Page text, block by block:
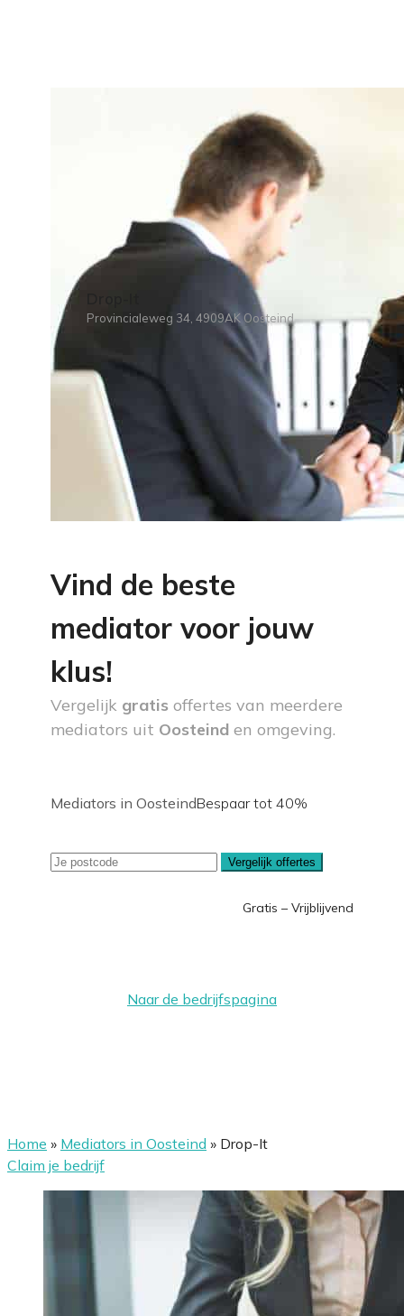
Provincialeweg 34, 4909AK Oosteind
Vind de beste
mediator voor jouw
klus!
Vergelijk gratis offertes van meerdere
mediators uit Oosteind en omgeving.
Mediators in OosteindBespaar tot 40%
Vergelijk offertes
Gratis – Vrijblijvend
Naar de bedrijfspagina
Home » Mediators in Oosteind » Drop-It
Claim je bedrijf